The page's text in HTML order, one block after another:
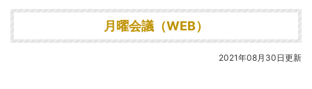
月曜会議（WEB）
2021年08月30日更新